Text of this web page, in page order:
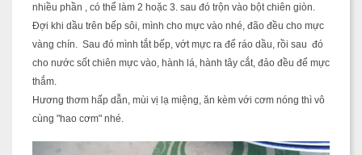
nhiều phần , có thể làm 2 hoặc 3. sau đó trộn vào bột chiên giòn.
Đợi khi dầu trên bếp sôi, mình cho mực vào nhé, đão đều cho mực
vàng chín. Sau đó mình tắt bếp, vớt mực ra để ráo dầu, rồi sau đó
cho nước sốt chiên mực vào, hành lá, hành tây cắt, đảo đều để mực
thắm.
Hương thơm hấp dẫn, mùi vị lạ miệng, ăn kèm với cơm nóng thì vô
cùng "hao cơm" nhé.